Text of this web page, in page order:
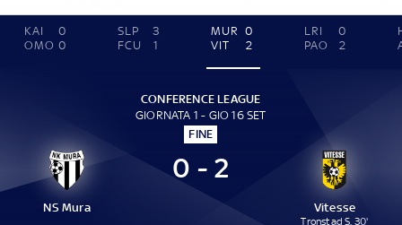
KAI
0
OMO 0
SLP
3
FCU
1
MUR 0
VIT
2
LRI
0
PAO
2
CONFERENCE LEAGUE
GIORNATA 1 - GIO 16 SET
FINE
NS Mura
0 - 2
Vitesse
Tronstad S. 30'